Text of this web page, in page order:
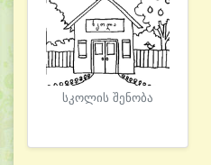
სკოლის შენობა